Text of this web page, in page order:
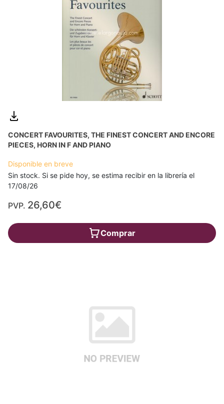
CONCERT FAVOURITES, THE FINEST CONCERT AND ENCORE
PIECES, HORN IN F AND PIANO
Disponible en breve
Sin stock. Si se pide hoy, se estima recibir en la librería el
17/08/26
PVP. 26,60€
Comprar